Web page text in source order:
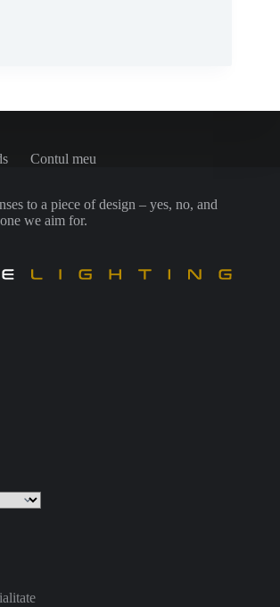
Contul meu
to a piece of design – yes, no, and
we aim for.